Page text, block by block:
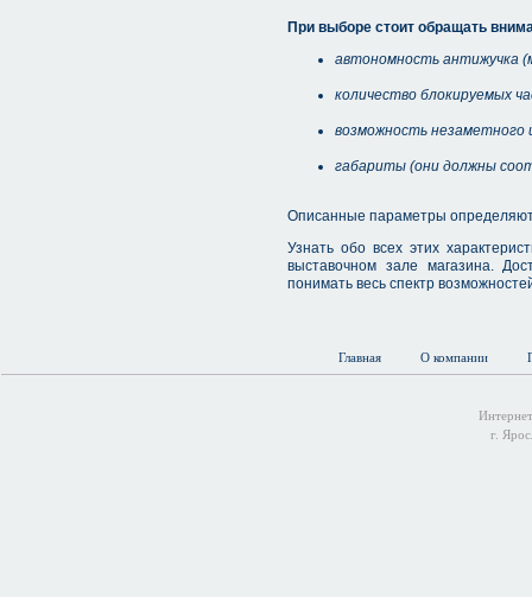
При выборе стоит обращать
автономность антижучка
количество блокируемых
возможность незаметного
габариты (они должны
Описанные параметры определяют
Узнать обо всех этих
выставочном зале магазина.
понимать весь спектр
Главная О компании
г.